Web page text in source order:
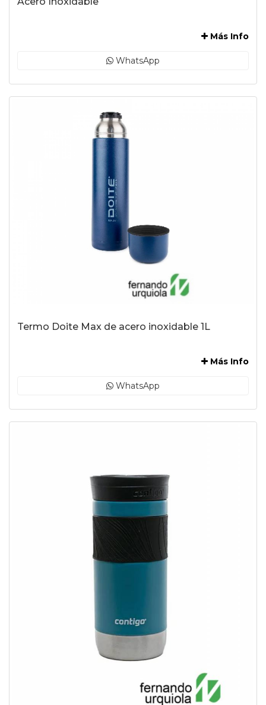
Más Info
WhatsApp
Termo Doite Max de acero inoxidable 1L
Más Info
WhatsApp